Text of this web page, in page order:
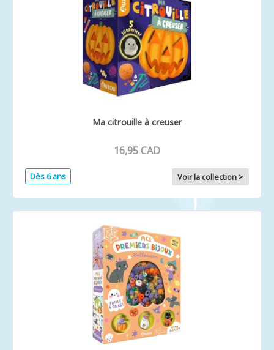
Ma citrouille à creuser
16,95 CAD
Dès 6 ans Voir la collection >